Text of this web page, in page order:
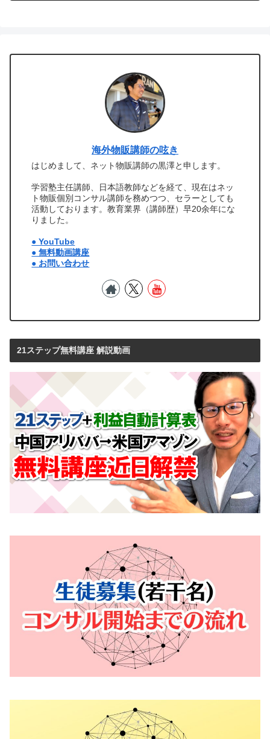
海外物販講師の呟き
はじめまして、ネット物販講師の黒澤と申します。
学習塾主任講師、日本語教師などを経て、現在はネッ
ト物販個別コンサル講師を務めつつ、セラーとしても
活動しております。教育業界（講師歴）早20余年にな
りました。
● YouTube
● 無料動画講座
● お問い合わせ
21ステップ無料講座 解説動画